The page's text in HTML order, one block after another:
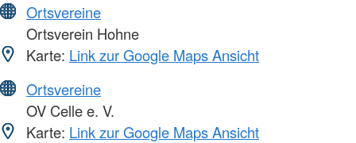
Ortsvereine
Ortsverein Hohne
Karte: Link zur Google Maps Ansicht
Ortsvereine
OV Celle e. V.
Karte: Link zur Google Maps Ansicht